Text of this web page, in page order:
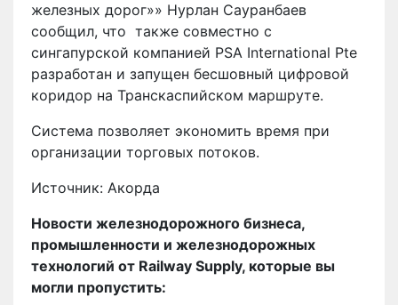
железных дорог»» Нурлан Сауранбаев
сообщил, что также совместно с
сингапурской компанией PSA International Pte
разработан и запущен бесшовный цифровой
коридор на Транскаспийском маршруте.
Система позволяет экономить время при
организации торговых потоков.
Источник: Акорда
Новости железнодорожного бизнеса,
промышленности и железнодорожных
технологий от Railway Supply, которые вы
могли пропустить: